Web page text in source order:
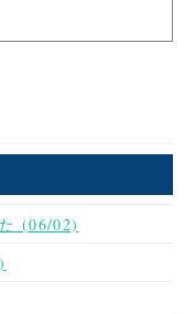
(06/02)